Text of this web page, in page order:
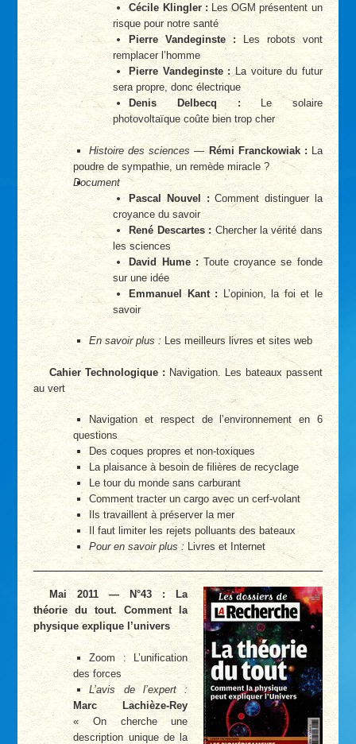
Cécile Klingler :Les OGM présentent un
risque pour notre santé
Pierre Vandeginste : Les robots vont
remplacer l’homme
Pierre Vandeginste :La voiture du futur
sera propre, donc électrique
Denis Delbecq :Le solaire
photovoltaïque coûte bien trop cher
Histoire des sciences —Rémi Franckowiak : La
poudre de sympathie, un remède miracle ?
Document
Pascal Nouvel :Comment distinguer la
croyance du savoir
René Descartes :Chercher la vérité dans
les sciences
David Hume :Toute croyance se fonde
sur une idée
Emmanuel Kant :L’opinion, la foi et le
savoir
En savoir plus : Les meilleurs livres et sites web
Cahier Technologique : Navigation. Les bateaux passent
au vert
Navigation et respect de l’environnement en 6
questions
Des coques propres et non-toxiques
La plaisance à besoin de filières de recyclage
Le tour du monde sans carburant
Comment tracter un cargo avec un cerf-volant
Ils travaillent à préserver la mer
Il faut limiter les rejets polluants des bateaux
Pour en savoir plus : Livres et Internet
Mai 2011 — N°43 : La
théorie du tout. Comment la
physique explique l’univers
Zoom : L’unification
des forces
L’avis de l’expert :
Marc Lachièze-Rey
« On cherche une
description unique de la